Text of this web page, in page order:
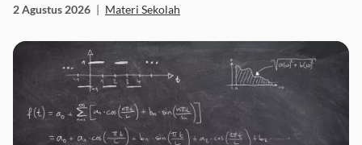
2 Agustus 2026 | Materi Sekolah